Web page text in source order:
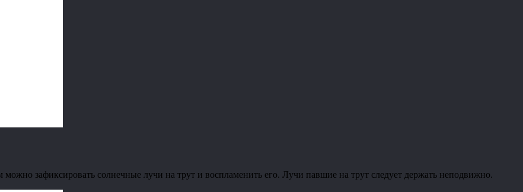
зафиксировать солнечные лучи на трут и воспламенить его. Лучи павшие на трут следует держать неподвижно.